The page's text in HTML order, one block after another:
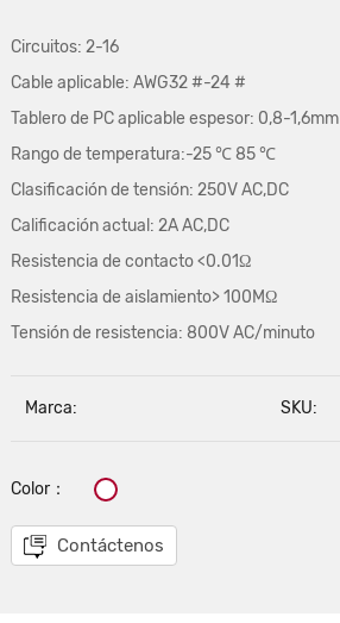
Circuitos: 2-16
Cable aplicable: AWG32 #-24 #
Tablero de PC aplicable espesor: 0,8-1,6mm
Rango de temperatura:-25 ℃ 85 ℃
Clasificación de tensión: 250V AC,DC
Calificación actual: 2A AC,DC
Resistencia de contacto <0.01Ω
Resistencia de aislamiento> 100MΩ
Tensión de resistencia: 800V AC/minuto
Marca: SKU:
Color：
Contáctenos